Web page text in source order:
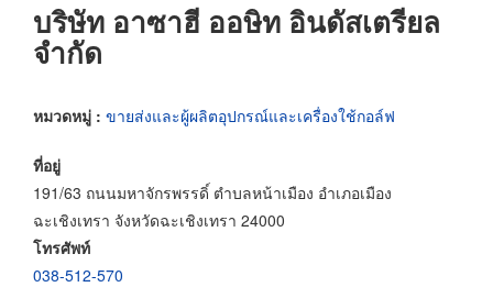
บริษัท อาซาฮี ออษิท อินดัสเตรียล
จำกัด
หมวดหมู่ : ขายส่งและผู้ผลิตอุปกรณ์และเครื่องใช้กอล์ฟ
ที่อยู่
191/63 ถนนมหาจักรพรรดิ์ ตำบลหน้าเมือง อำเภอเมือง
ฉะเชิงเทรา จังหวัดฉะเชิงเทรา 24000
โทรศัพท์
038-512-570